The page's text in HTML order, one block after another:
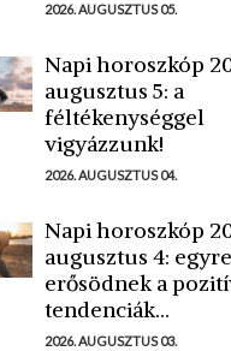
2026. AUGUSZTUS 05.
Napi horoszkóp
augusztus 5: a
féltékenységgel
vigyázzunk!
2026. AUGUSZTUS 04.
Napi horoszkóp
augusztus 4: egyre
erősödnek a
tendenciák...
2026. AUGUSZTUS 03.